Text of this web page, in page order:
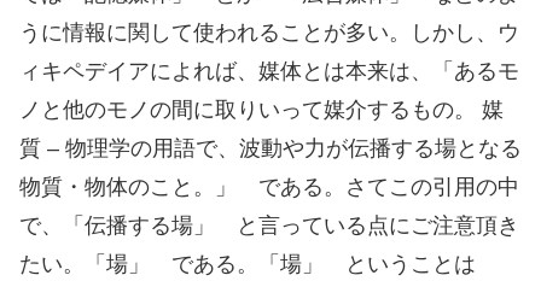
うに情報に関して使われることが多い。しかし、ウ
ィキペデイアによれば、 媒体とは本来は、「あるモ
ノと他のモノの間に取りいって媒介するもの。 媒
質 – 物理学の用語で、波動や力が伝播する場となる
物質・物体のこと。」 である。さてこの引用の中
で、「伝播する場」 と言っている点にご注意頂き
たい。「場」 である。「場」 ということは